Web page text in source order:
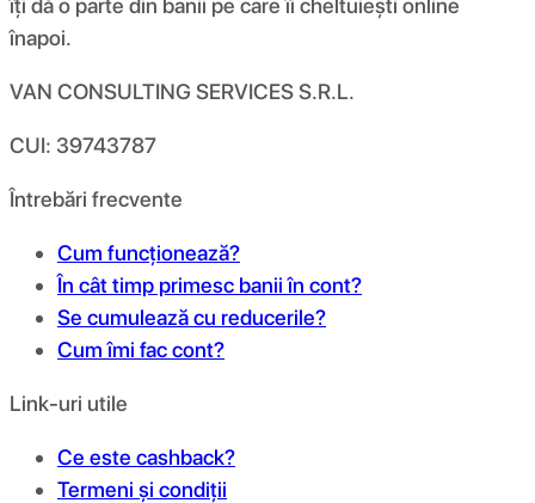
îți dă o parte din banii pe care îi cheltuiești online
înapoi.
VAN CONSULTING SERVICES S.R.L.
CUI: 39743787
Întrebări frecvente
Cum funcționează?
În cât timp primesc banii în cont?
Se cumulează cu reducerile?
Cum îmi fac cont?
Link-uri utile
Ce este cashback?
Termeni și condiții